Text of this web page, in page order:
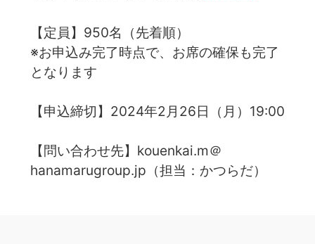
【定員】950名（先着順）
※お申込み完了時点で、お席の確保も完了
となります
【申込締切】2024年2月26日（月）19:00
【問い合わせ先】kouenkai.m＠
hanamarugroup.jp（担当：かつらだ）